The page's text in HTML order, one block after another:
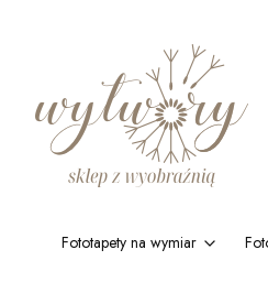
Fototapety na wymiar